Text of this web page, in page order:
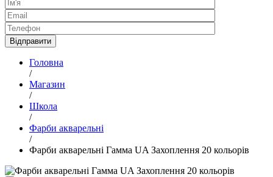
Головна
/
Магазин
/
Школа
/
Фарби акварельні
/
Фарби акварельні Гамма UA Захоплення 20 кольорів